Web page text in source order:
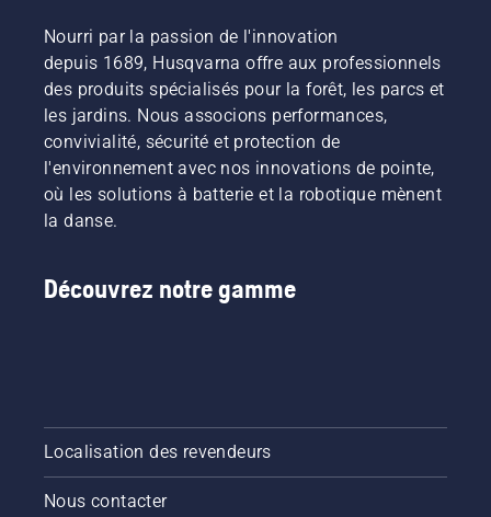
Nourri par la passion de l'innovation
depuis 1689, Husqvarna offre aux professionnels
des produits spécialisés pour la forêt, les parcs et
les jardins. Nous associons performances,
convivialité, sécurité et protection de
l'environnement avec nos innovations de pointe,
où les solutions à batterie et la robotique mènent
la danse.
Découvrez notre gamme
Localisation des revendeurs
Nous contacter